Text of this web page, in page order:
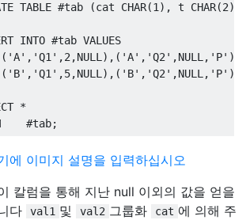
TABLE #tab (cat CHAR(1 ), t CHAR(2),
INTO #tab VALUES
( 'A' , 'Q1' ,2 ,NULL ),( 'A' , 'Q2' ,NULL , 'P'
( 'B' , 'Q1' ,5,NULL ),( 'B' , 'Q2' ,NULL , 'P'
*
#tab;
칼럼을 통해 지난 null 이외의 값을 얻을
다
val1 및 val2 그룹화 cat 에 의해 주